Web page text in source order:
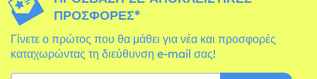
ΠΡΟΣΦΟΡΈΣ*
Γίνετε ο πρώτος που θα μάθει για νέα και προσφορές
καταχωρώντας τη διεύθυνση e-mail σας!